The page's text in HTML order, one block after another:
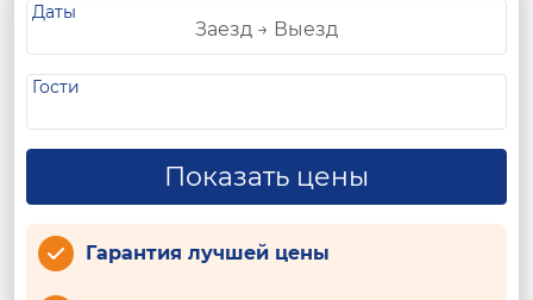
Даты
Гости
Показать цены
Гарантия лучшей цены